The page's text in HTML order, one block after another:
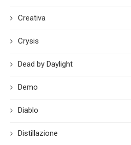
Creativa
Crysis
Dead by Daylight
Demo
Diablo
Distillazione